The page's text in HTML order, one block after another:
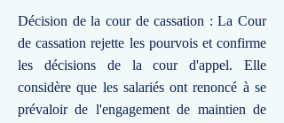
Décision de la cour de cassation : La Cour
de cassation rejette les pourvois et confirme
les décisions de la cour d'appel. Elle
considère que les salariés ont renoncé à se
prévaloir de l'engagement de maintien de